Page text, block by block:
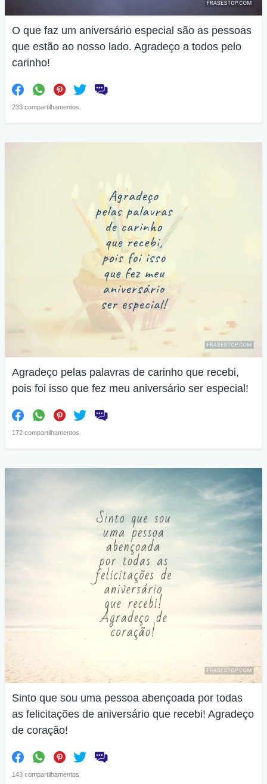
O que faz um aniversário especial são as pessoas
que estão ao nosso lado. Agradeço a todos pelo
carinho!
233 compartilhamentos
Agradeço pelas palavras de carinho que recebi,
pois foi isso que fez meu aniversário ser especial!
172 compartilhamentos
Sinto que sou uma pessoa abençoada por todas
as felicitações de aniversário que recebi! Agradeço
de coração!
143 compartilhamentos